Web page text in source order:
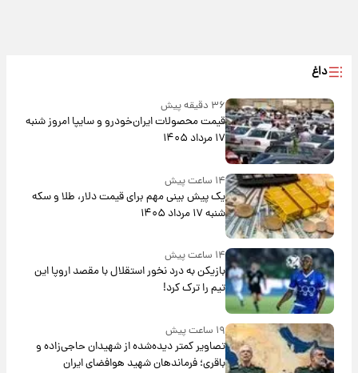
داغ
۳۶ دقیقه پیش
قیمت محصولات ایران‌خودرو و سایپا امروز شنبه
۱۷ مرداد ۱۴۰۵
۱۴ ساعت پیش
یک پیش ‌بینی مهم برای قیمت دلار، طلا و سکه
شنبه ۱۷ مرداد ۱۴۰۵
۱۴ ساعت پیش
بازیکن به درد نخور استقلال با مقصد اروپا این
تیم را ترک کرد!
۱۹ ساعت پیش
تصاویر کمتر دیده‌شده از شهیدان حاجی‌زاده و
باقری؛ فرماندهان شهید هوافضای ایران